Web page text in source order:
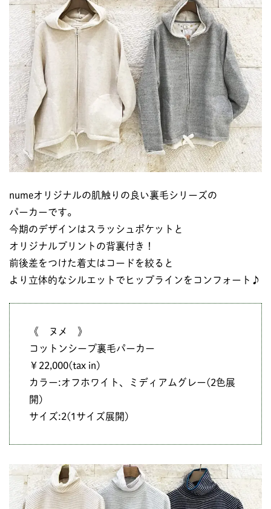
numeオリジナルの肌触りの良い裏毛シリーズの
パーカーです。
今期のデザインはスラッシュポケットと
オリジナルプリントの背裏付き！
前後差をつけた着丈はコードを絞ると
より立体的なシルエットでヒップラインをコンフォート♪
《 ヌメ 》
コットンシープ裏毛パーカー
￥22,000(tax in)
カラー:オフホワイト、ミディアムグレー(2色展
開)
サイズ:2(1サイズ展開)